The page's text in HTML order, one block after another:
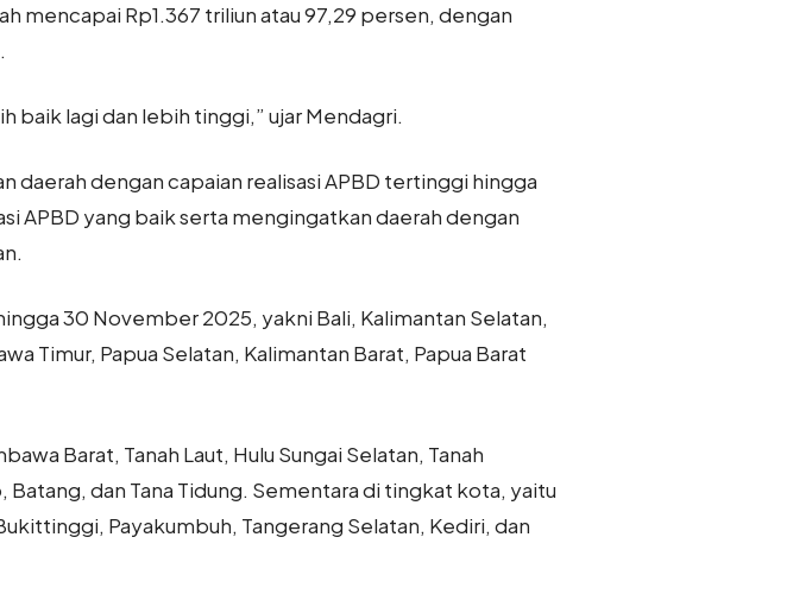
mencapai Rp1.367 triliun atau 97,29 persen, dengan
baik lagi dan lebih tinggi,” ujar Mendagri.
dengan capaian realisasi APBD tertinggi hingga
APBD yang baik serta mengingatkan daerah dengan
30 November 2025, yakni Bali, Kalimantan Selatan,
Timur, Papua Selatan, Kalimantan Barat, Papua Barat
Barat, Tanah Laut, Hulu Sungai Selatan, Tanah
dan Tana Tidung. Sementara di tingkat kota, yaitu
Payakumbuh, Tangerang Selatan, Kediri, dan